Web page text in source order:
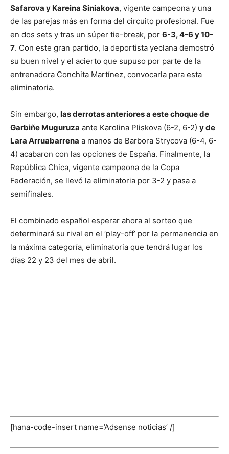
Safarova y Kareina Siniakova, vigente campeona y una
de las parejas más en forma del circuito profesional. Fue
en dos sets y tras un súper tie-break, por 6-3, 4-6 y 10-
7. Con este gran partido, la deportista yeclana demostró
su buen nivel y el acierto que supuso por parte de la
entrenadora Conchita Martínez, convocarla para esta
eliminatoria.
Sin embargo, las derrotas anteriores a este choque de
Garbiñe Muguruza ante Karolina Pliskova (6-2, 6-2) y de
Lara Arruabarrena a manos de Barbora Strycova (6-4, 6-
4) acabaron con las opciones de España. Finalmente, la
República Chica, vigente campeona de la Copa
Federación, se llevó la eliminatoria por 3-2 y pasa a
semifinales.
El combinado español esperar ahora al sorteo que
determinará su rival en el ‘play-off’ por la permanencia en
la máxima categoría, eliminatoria que tendrá lugar los
días 22 y 23 del mes de abril.
[hana-code-insert name=’Adsense noticias’ /]